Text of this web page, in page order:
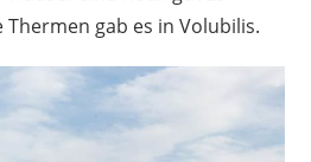
gab es in Volubilis.